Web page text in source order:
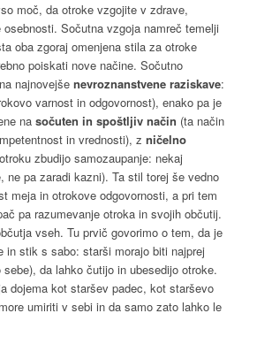
moč, da otroke vzgojite v zdrave,
Sočutna vzgoja namreč temelji
oba zgoraj omenjena stila za otroke
poiskati nove načine. Sočutno
najnovejše nevroznanstvene raziskave:
varnost in odgovornost), enako pa je
na sočuten in spoštljiv način (ta način
in vrednosti), z ničelno
zbudijo samozaupanje: nekaj
ne pa zaradi kazni). Ta stil torej še vedno
meja in otrokove odgovornosti, a pri tem
pa razumevanje otroka in svojih občutij.
vseh. Tu prvič govorimo o tem, da je
in stik s sabo: starši morajo biti najprej
da lahko čutijo in ubesedijo otroke.
dojema kot staršev padec, kot starševo
umiriti v sebi in da samo zato lahko le